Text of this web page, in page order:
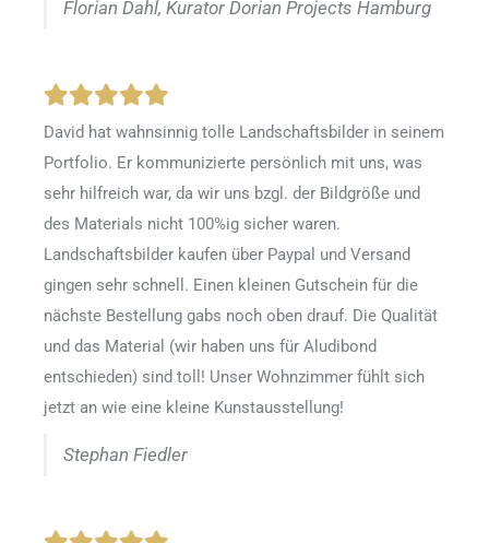
Florian Dahl, Kurator Dorian Projects Hamburg
David hat wahnsinnig tolle Landschaftsbilder in seinem
Portfolio. Er kommunizierte persönlich mit uns, was
sehr hilfreich war, da wir uns bzgl. der Bildgröße und
des Materials nicht 100%ig sicher waren.
Landschaftsbilder kaufen über Paypal und Versand
gingen sehr schnell. Einen kleinen Gutschein für die
nächste Bestellung gabs noch oben drauf. Die Qualität
und das Material (wir haben uns für Aludibond
entschieden) sind toll! Unser Wohnzimmer fühlt sich
jetzt an wie eine kleine Kunstausstellung!
Stephan Fiedler